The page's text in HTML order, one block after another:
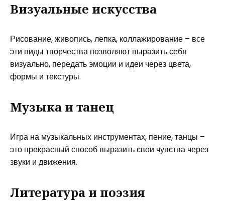
Визуальные искусства
Рисование, живопись, лепка, коллажирование – все
эти виды творчества позволяют выразить себя
визуально, передать эмоции и идеи через цвета,
формы и текстуры.
Музыка и танец
Игра на музыкальных инструментах, пение, танцы –
это прекрасный способ выразить свои чувства через
звуки и движения.
Литература и поэзия